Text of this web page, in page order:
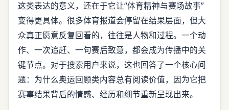
这类表达的意义，还在于它让“体育精神与赛场故事”
变得更具体。很多体育报道会停留在结果层面，但大
众真正愿意反复回看的，往往是人物和过程。一个动
作、一次追赶、一句赛后致意，都会成为传播中的关
键节点。对于搜索用户来说，这也回答了一个核心问
题：为什么奥运回顾类内容总有阅读价值，因为它把
赛事结果背后的情感、经历和细节重新呈现出来。